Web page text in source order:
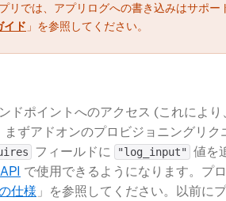
リでは、アプリログへの書き込みはサポ
イド ​」を参照してください。
ドポイントへのアクセス (これによ
まずアドオンのプロビジョニングリ
​ フィールドに "log_input"
値を
で使用できるようになります。プ
仕様 」を参照してください。以前に